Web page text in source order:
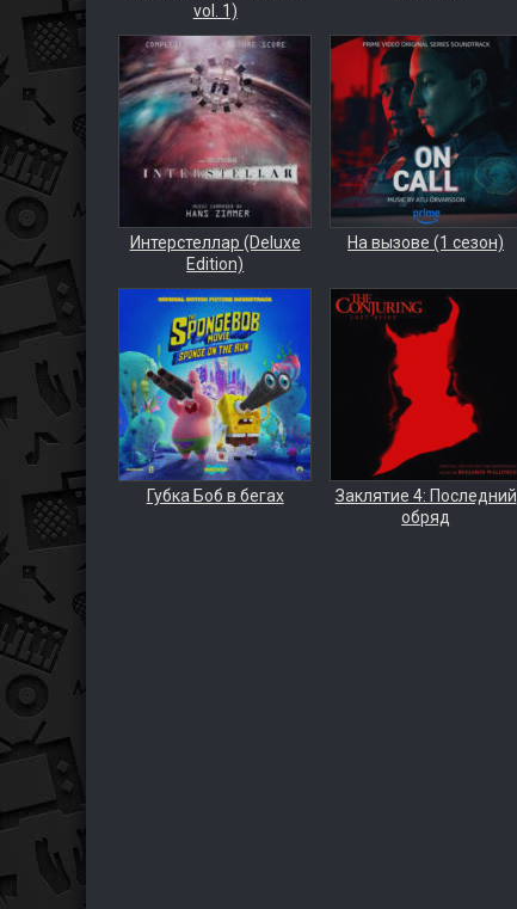
vol. 1)
Интерстеллар (Deluxe
Edition)
На вызове (1 сезон)
Губка Боб в бегах
Заклятие 4: Последний
обряд